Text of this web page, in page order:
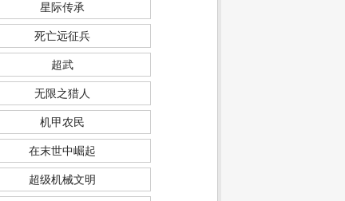
星际传承
死亡远征兵
超武
无限之猎人
机甲农民
在末世中崛起
超级机械文明